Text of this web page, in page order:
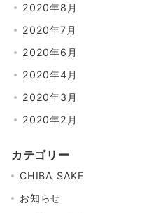
2020年8月
2020年7月
2020年6月
2020年4月
2020年3月
2020年2月
カテゴリー
CHIBA SAKE
お知らせ